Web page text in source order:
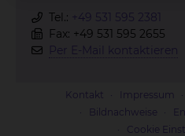
Tel.: +49 531 595 2381
Fax: +49 531 595 2655
Per E-Mail kontaktieren
Kontakt Impressum
Bildnachweise
Cookie